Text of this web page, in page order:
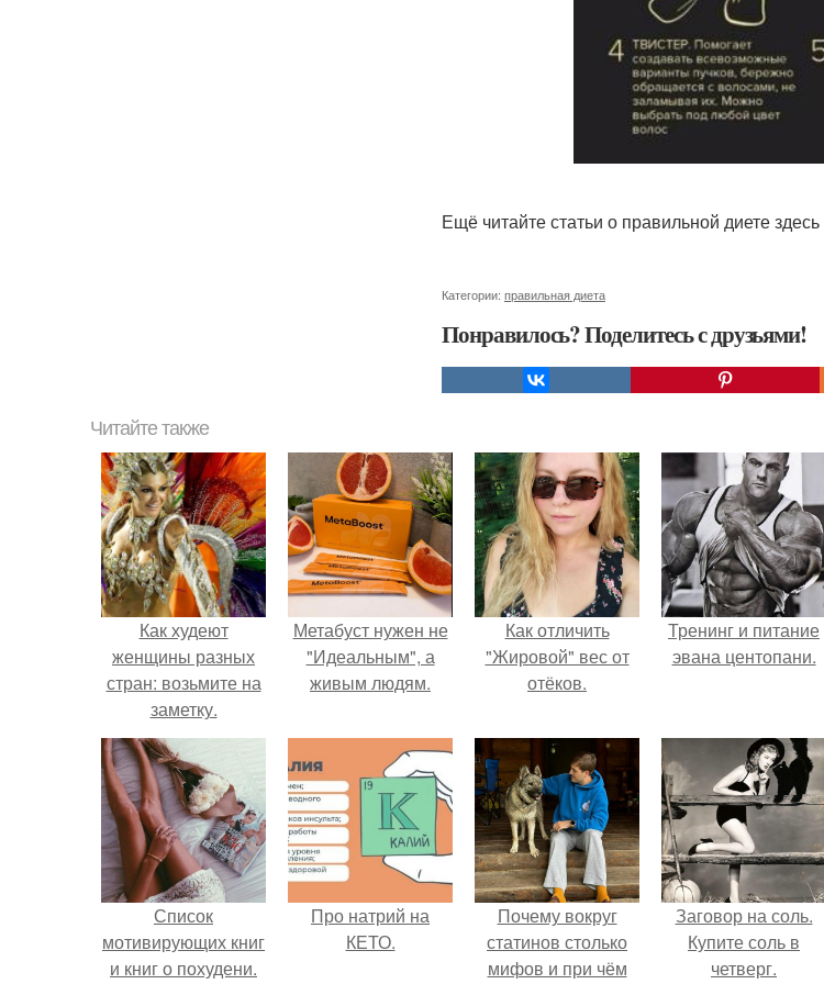
Ещё читайте статьи о правильной диете здесь
Категории: правильная диета
Понравилось? Поделитесь с друзьями!
Читайте также
Как худеют
женщины разных
стран: возьмите на
заметку.
Метабуст нужен не
"Идеальным", а
живым людям.
Как отличить
"Жировой" вес от
отёков.
Тренинг и питание
эвана центопани.
Список
мотивирующих книг
и книг о похудени.
Про натрий на
КЕТО.
Почему вокруг
статинов столько
мифов и при чём
Заговор на соль.
Купите соль в
четверг.